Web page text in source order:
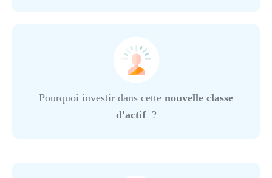
Pourquoi investir dans cette nouvelle classe
d'actif?